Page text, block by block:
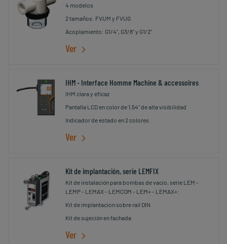
4 modelos
2 tamaños: FVUM y FVUG
Acoplamiento: G1/4", G3/8" y G1/2"
Ver
IHM - Interface Homme Machine & accessoires
IHM clara y eficaz
Pantalla LCD en color de 1,54" de alta visibilidad
Indicador de estado en 2 colores
Ver
Kit de implantación, serie LEMFIX
Kit de instalación para bombas de vacío, serie LEM -
LEMP - LEMAX - LEMCOM - LEM+ - LEMAX+:
Kit de implantacion sobre rail DIN
Kit de sujeción en fachada
Ver